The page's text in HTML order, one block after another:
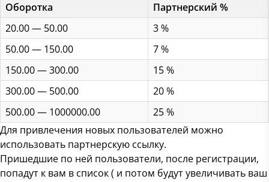
Оборотка
Партнерский %
20.00 — 50.00
3 %
50.00 — 150.00
7 %
150.00 — 300.00
15 %
300.00 — 500.00
20 %
500.00 — 1000000.00
25 %
Для привлечения новых пользователей можно
использовать партнерскую ссылку.
Пришедшие по ней пользователи, после регистрации,
попадут к вам в список ( и потом будут увеличивать ваш